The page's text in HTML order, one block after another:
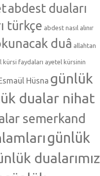
abdest duaları
türkçe abdest nasıl alınır
duâ allahtan
kürsi faydaları ayetel kürsinin
Hüsna günlük
dualar nihat
semerkand
günlük
dualarımız